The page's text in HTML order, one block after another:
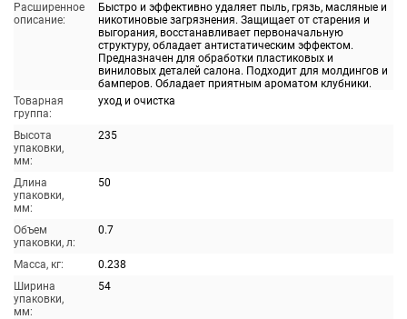
Расширенное
описание:
Быстро и эффективно удаляет пыль, грязь, масляные и
никотиновые загрязнения. Защищает от старения и
выгорания, восстанавливает первоначальную
структуру, обладает антистатическим эффектом.
Предназначен для обработки пластиковых и
виниловых деталей салона. Подходит для молдингов и
бамперов. Обладает приятным ароматом клубники.
Товарная
группа:
уход и очистка
Высота
упаковки,
мм:
235
Длина
упаковки,
мм:
50
Объем
упаковки, л:
0.7
Масса, кг:
0.238
Ширина
упаковки,
мм:
54